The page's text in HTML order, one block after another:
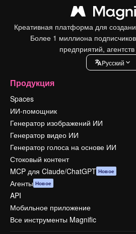
Креативная платформа для
Более 1 миллиона
предприятий,
Pусский
Продукция
Spaces
ИИ-помощник
Генератор изображений ИИ
Генератор видео ИИ
Генератор голоса на основе ИИ
Стоковый контент
MCP для Claude/ChatGPT Новое
Агенты Новое
API
Мобильное приложение
Все инструменты Magnific